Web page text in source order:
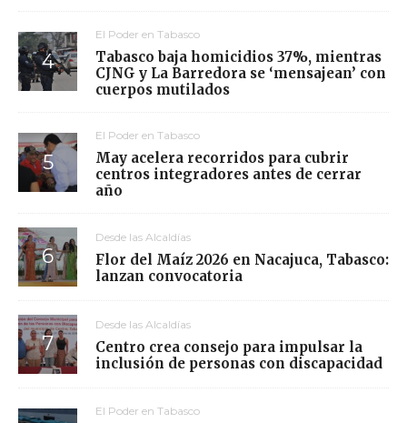
El Poder en Tabasco
Tabasco baja homicidios 37%, mientras
CJNG y La Barredora se ‘mensajean’ con
cuerpos mutilados
El Poder en Tabasco
May acelera recorridos para cubrir
centros integradores antes de cerrar
año
Desde las Alcaldías
Flor del Maíz 2026 en Nacajuca, Tabasco:
lanzan convocatoria
Desde las Alcaldías
Centro crea consejo para impulsar la
inclusión de personas con discapacidad
El Poder en Tabasco